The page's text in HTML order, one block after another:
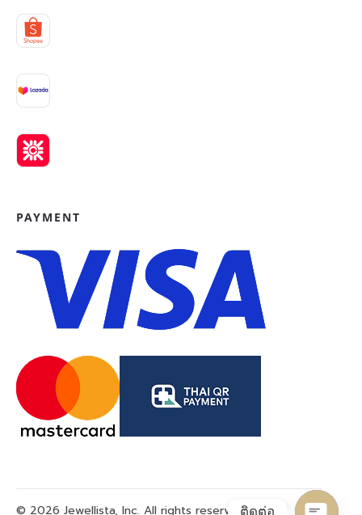
PAYMENT
© 2026 Jewellista, Inc. All rights reserved.ติดต่อ